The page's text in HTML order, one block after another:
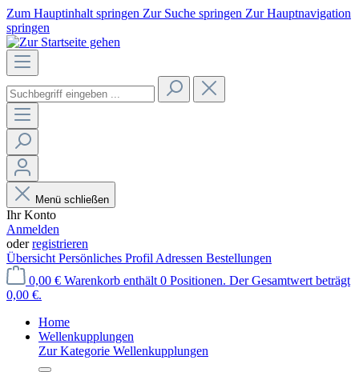
Zum Hauptinhalt springen Zur Suche springen Zur Hauptnavigation
springen
Menü schließen
Ihr Konto
Anmelden
oderregistrieren
Übersicht Persönliches Profil Adressen Bestellungen
0,00 € Warenkorb enthält 0 Positionen. Der Gesamtwert beträgt
0,00 €.
Home
Wellenkupplungen
Zur Kategorie Wellenkupplungen